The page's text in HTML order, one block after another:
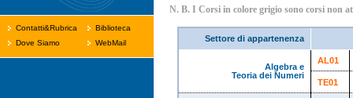
Contatti&Rubrica
Dove Siamo
Biblioteca
WebMail
N. B. I Corsi in colore grigio sono corsi non
Settore di appartenenza
Algebra e
Teoria dei Numeri
AL01
TE01